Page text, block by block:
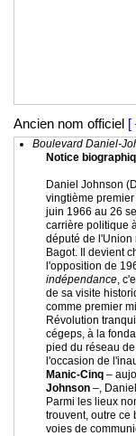
Ancien nom officiel [
Boulevard Daniel-
Notice
Daniel Johnson
vingtième
juin 1966 au 26
carrière politique
député de l'Union
Bagot. Il devient
l'opposition de
indépendance,
de sa visite
comme premier
Révolution
cégeps, à la
pied du réseau
l'occasion de
Manic-Cinq –
Johnson –,
Parmi les lieux
trouvent, outre ce
voies de